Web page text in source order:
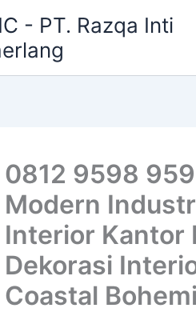
- PT. Razqa Inti
0812 9598
Modern
Interior Kantor
Dekorasi
Coastal